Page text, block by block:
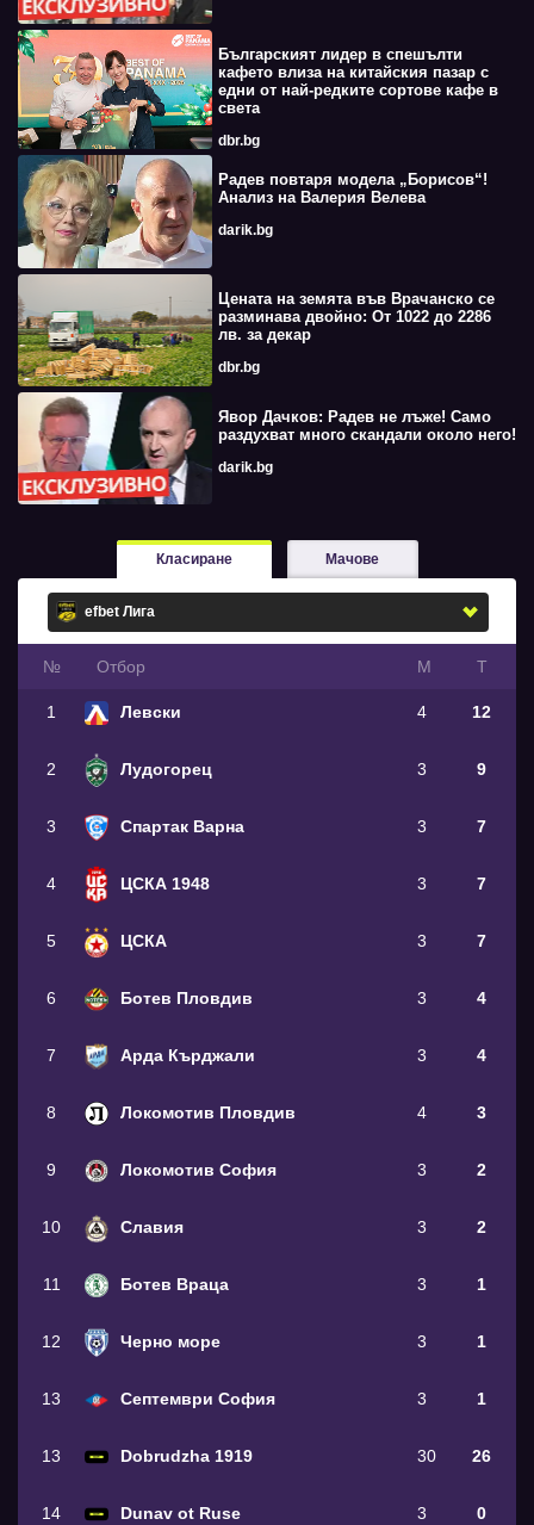
Българският лидер в спешълти
кафето влиза на китайския пазар с
едни от най-редките сортове кафе в
света
dbr.bg
Радев повтаря модела „Борисов“!
Анализ на Валерия Велева
darik.bg
Цената на земята във Врачанско се
разминава двойно: От 1022 до 2286
лв. за декар
dbr.bg
Явор Дачков: Радев не лъже! Само
раздухват много скандали около него!
darik.bg
Класиране Мачове
№ Oтбор М Т
1 Левски 4 12
2 Лудогорец 3 9
3 Спартак Варна 3 7
4 ЦСКА 1948 3 7
5 ЦСКА 3 7
6 Ботев Пловдив 3 4
7 Арда Кърджали 3 4
8 Локомотив Пловдив 4 3
9 Локомотив София 3 2
10 Славия 3 2
11 Ботев Враца 3 1
12 Черно море 3 1
13 Септември София 3 1
13 Dobrudzha 1919 30 26
14 Dunav ot Ruse 3 0